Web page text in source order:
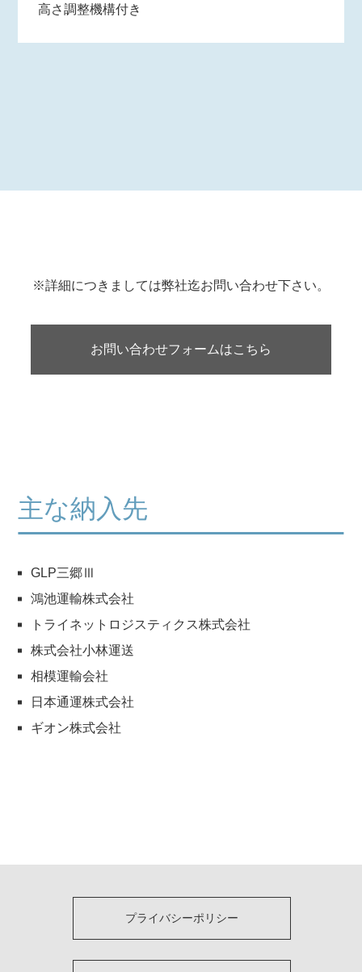
高さ調整機構付き
※詳細につきましては弊社迄お問い合わせ下さい。
お問い合わせフォームはこちら
主な納入先
GLP三郷Ⅲ
鴻池運輸株式会社
トライネットロジスティクス株式会社
株式会社小林運送
相模運輸会社
日本通運株式会社
ギオン株式会社
プライバシーポリシー